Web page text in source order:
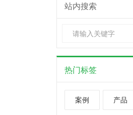
站内搜索
热门标签
案例 产品